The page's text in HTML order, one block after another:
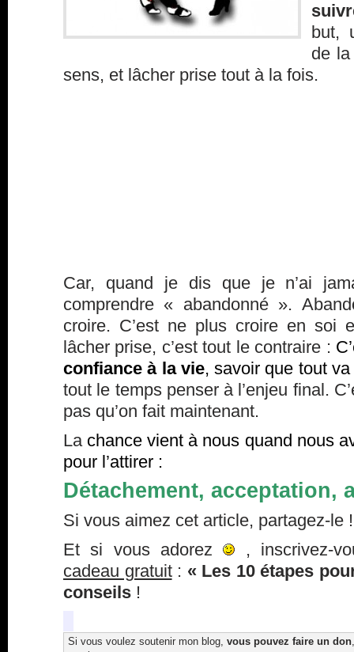
but,
de
sens, et lâcher prise tout à la fois.
Car, quand je dis que je n’ai
comprendre « abandonné ».
croire. C’est ne plus croire en soi
lâcher prise, c’est tout le contraire :
confiance à la vie, savoir que tout va
tout le temps penser à l’enjeu final.
pas qu’on fait maintenant.
La chance vient à nous quand nous
pour l’attirer :
Détachement, acceptation,
Si vous aimez cet article, partagez-le !
Et si vous adorez
, inscrivez-
cadeau gratuit: « Les 10 étapes
conseils !
Si vous voulez soutenir mon blog, vous pouvez faire un don